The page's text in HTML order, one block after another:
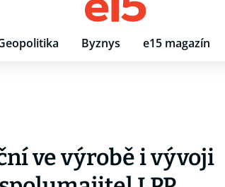
Byznys e15 magazín
ve výrobě i vývoji